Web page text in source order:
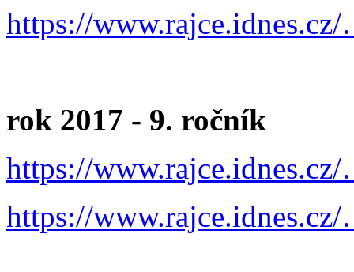
https://
rok 2017 - 9. ročník
https://
https://